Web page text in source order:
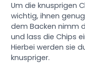
Um die knusprigen
wichtig, ihnen
dem Backen nimm
und lass die Chips
Hierbei werden sie
knuspriger.